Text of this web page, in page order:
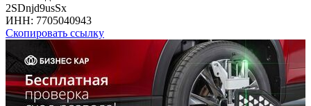
2SDnjd9usSx
ИНН: 7705040943
Скопировать ссылку